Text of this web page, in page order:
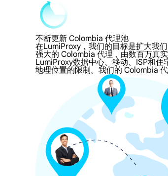
不断更新 Colombia 代理池
在LumiProxy，我们的目标是扩大我
强大的 Colombia 代理，由数百万真
LumiProxy数据中心、移动、ISP和
地理位置的限制。我们的 Colombia